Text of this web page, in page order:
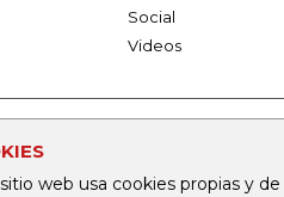
web usa cookies propias y
Social
Videos
empresas.larepublica.co